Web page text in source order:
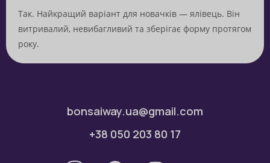
Так. Найкращий варіант для новачків — ялівець. Він
витривалий, невибагливий та зберігає форму протягом
року.
bonsaiway.ua@gmail.com
+38 050 203 80 17